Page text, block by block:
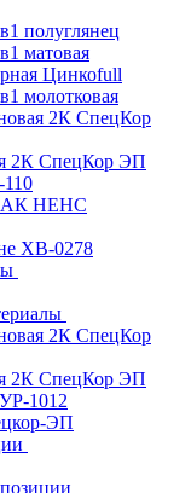
полуглянец
матовая
Цинкоfull
молотковая
2К СпецКор
2К СпецКор ЭП
АК НЕНС
ХВ-0278
2К СпецКор
2К СпецКор ЭП
1012
ЭП